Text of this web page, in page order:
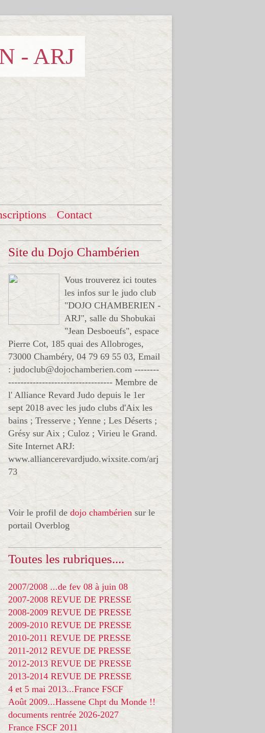
- ARJ
Contact
Site du Dojo Chambérien
Vous trouverez ici toutes
les infos sur le judo club
"DOJO CHAMBERIEN -
ARJ", salle du Shobukai
"Jean Desboeufs", espace
Pierre Cot, 185 quai des Allobroges,
73000 Chambéry, 04 79 69 55 03, Email
: judoclub@dojochamberien.com --------
---------------------------------- Membre de
l' Alliance Revard Judo depuis le 1er
sept 2018 avec les judo clubs d'Aix les
bains ; Tresserve ; Yenne ; Les Déserts ;
Grésy sur Aix ; Culoz ; Virieu le Grand.
Site Internet ARJ:
www.alliancerevardjudo.wixsite.com/arj
73
Voir le profil de dojo chambérien sur le
portail Overblog
Toutes les rubriques....
2007/2008 ...de fev 08 à juin 08
2007-2008 REVUE DE PRESSE
2008-2009 REVUE DE PRESSE
2009-2010 REVUE DE PRESSE
2010-2011 REVUE DE PRESSE
2011-2012 REVUE DE PRESSE
2012-2013 REVUE DE PRESSE
2013-2014 REVUE DE PRESSE
4 et 5 mai 2013...France FSCF
Août 2009...Hassene Chpt du Monde !!
documents rentrée 2026-2027
France FSCF 2011